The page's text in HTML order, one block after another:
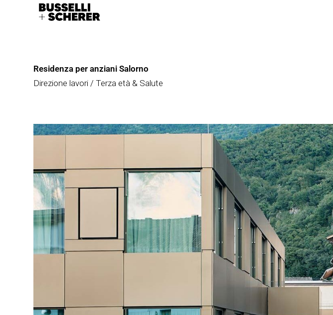
Residenza per anziani Salorno
Direzione lavori / Terza età & Salute